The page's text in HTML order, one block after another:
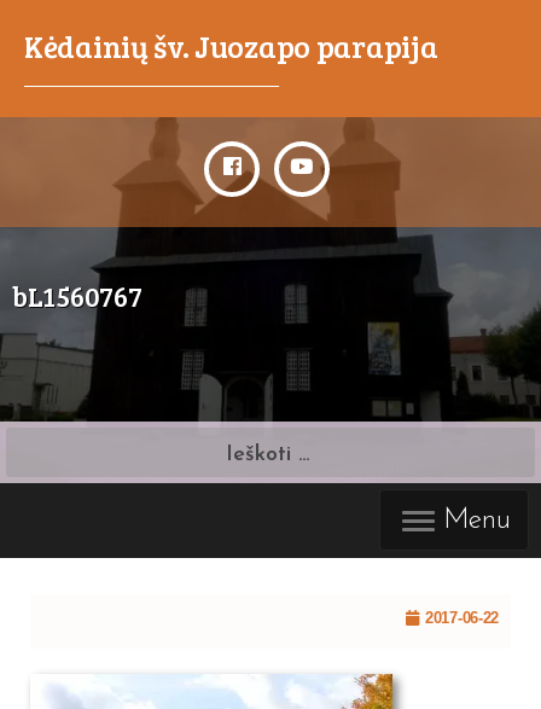
Kėdainių šv. Juozapo parapija
bL1560767
Menu
2017-06-22